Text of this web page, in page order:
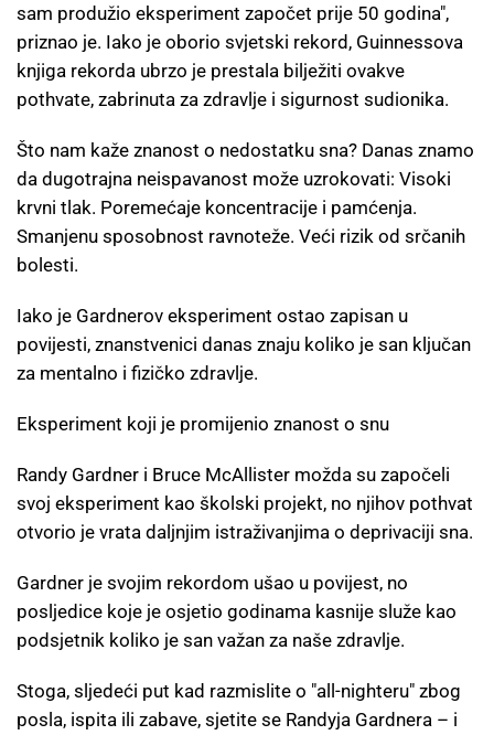
sam produžio eksperiment započet prije 50 godina",
priznao je. Iako je oborio svjetski rekord, Guinnessova
knjiga rekorda ubrzo je prestala bilježiti ovakve
pothvate, zabrinuta za zdravlje i sigurnost sudionika.
Što nam kaže znanost o nedostatku sna? Danas znamo
da dugotrajna neispavanost može uzrokovati: Visoki
krvni tlak. Poremećaje koncentracije i pamćenja.
Smanjenu sposobnost ravnoteže. Veći rizik od srčanih
bolesti.
Iako je Gardnerov eksperiment ostao zapisan u
povijesti, znanstvenici danas znaju koliko je san ključan
za mentalno i fizičko zdravlje.
Eksperiment koji je promijenio znanost o snu
Randy Gardner i Bruce McAllister možda su započeli
svoj eksperiment kao školski projekt, no njihov pothvat
otvorio je vrata daljnjim istraživanjima o deprivaciji sna.
Gardner je svojim rekordom ušao u povijest, no
posljedice koje je osjetio godinama kasnije služe kao
podsjetnik koliko je san važan za naše zdravlje.
Stoga, sljedeći put kad razmislite o "all-nighteru" zbog
posla, ispita ili zabave, sjetite se Randyja Gardnera – i